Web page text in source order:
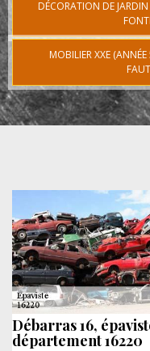
DÉCORATION DE JARDIN
MOBILIER XXE
Débarras 16,
département 16220